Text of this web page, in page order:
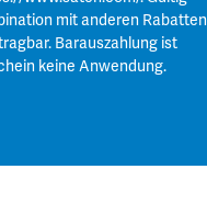
mit anderen Rabatten
Barauszahlung ist
keine Anwendung.